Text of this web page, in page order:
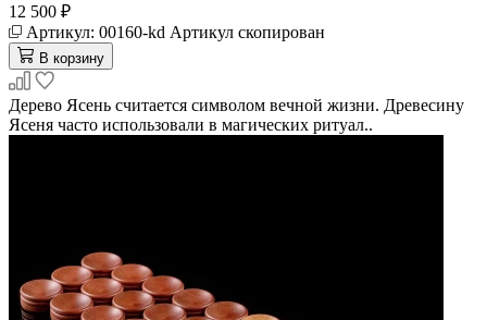
12 500 ₽
Артикул: 00160-kd Артикул скопирован
В корзину
Дерево Ясень считается символом вечной жизни. Древесину
Ясеня часто использовали в магических ритуал..